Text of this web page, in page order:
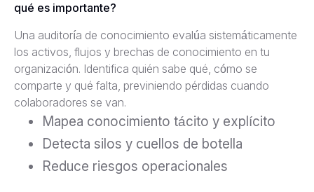
qué es importante?
Una auditoría de conocimiento evalúa sistemáticamente
los activos, flujos y brechas de conocimiento en tu
organización. Identifica quién sabe qué, cómo se
comparte y qué falta, previniendo pérdidas cuando
colaboradores se van.
Mapea conocimiento tácito y explícito
Detecta silos y cuellos de botella
Reduce riesgos operacionales